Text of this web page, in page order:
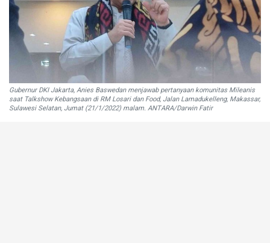
Gubernur DKI Jakarta, Anies Baswedan menjawab pertanyaan komunitas Mileanis
saat Talkshow Kebangsaan di RM Losari dan Food, Jalan Lamadukelleng, Makassar,
Sulawesi Selatan, Jumat (21/1/2022) malam. ANTARA/Darwin Fatir